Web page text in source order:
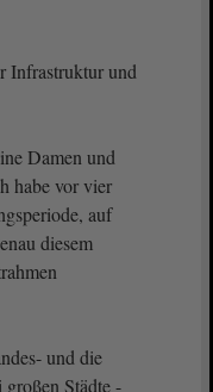
Infrastruktur und
Damen und
habe vor vier
auf
diesem
und die
großen Städte -